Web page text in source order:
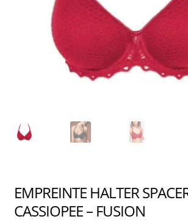
EMPREINTE HALTER
CASSIOPEE – FUSION